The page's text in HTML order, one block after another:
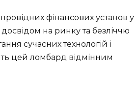
фінансових установ у
на ринку та безліччю
сучасних технологій і
цей ломбард відмінним